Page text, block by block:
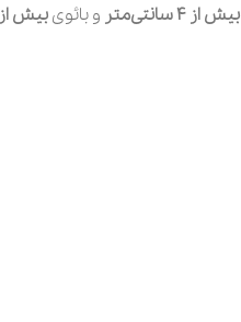
بیش از ۴ سانتی‌متر و بائویبیش از ۱۲ سانتی‌متر